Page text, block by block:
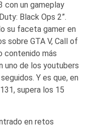
con un gameplay
Black Ops 2”.
su faceta gamer en
sobre GTA V, Call of
contenido más
uno de los youtubers
Y es que, en
supera los 15
en retos